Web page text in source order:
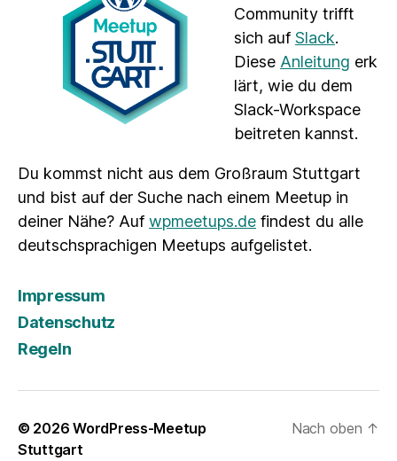
Community trifft
sich auf Slack.
Diese Anleitung erk
lärt, wie du dem
Slack-Workspace
beitreten kannst.
Du kommst nicht aus dem Großraum Stuttgart
und bist auf der Suche nach einem Meetup in
deiner Nähe? Auf wpmeetups.de findest du alle
deutschsprachigen Meetups aufgelistet.
Impressum
Datenschutz
Regeln
© 2026WordPress-Meetup
Stuttgart
Nach oben ↑